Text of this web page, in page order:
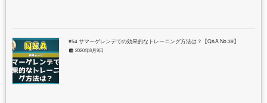
#54 サマーゲレンデでの効果的なトレーニング方法は？【Q&A No.39】
2020年8月9日